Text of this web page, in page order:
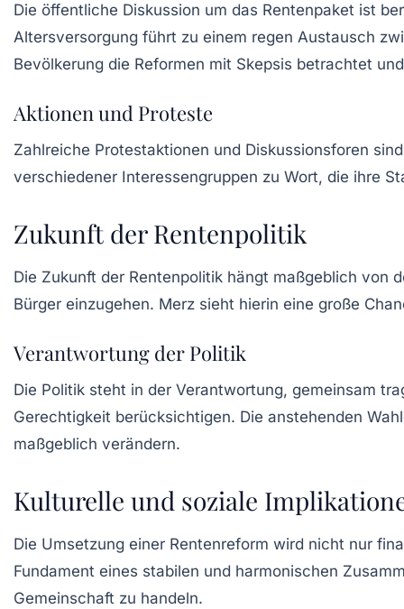
Die öffentliche Diskussion um das Rentenpaket ist
Altersversorgung führt zu einem regen Austausch
Bevölkerung die Reformen mit Skepsis betrachtet
Aktionen und Proteste
Zahlreiche Protestaktionen und Diskussionsforen
verschiedener Interessengruppen zu Wort, die ihre
Zukunft der Rentenpolitik
Die Zukunft der Rentenpolitik hängt maßgeblich von
Bürger einzugehen. Merz sieht hierin eine große
Verantwortung der Politik
Die Politik steht in der Verantwortung, gemeinsam
Gerechtigkeit berücksichtigen. Die anstehenden
maßgeblich verändern.
Kulturelle und soziale
Die Umsetzung einer Rentenreform wird nicht nur
Fundament eines stabilen und harmonischen
Gemeinschaft zu handeln.